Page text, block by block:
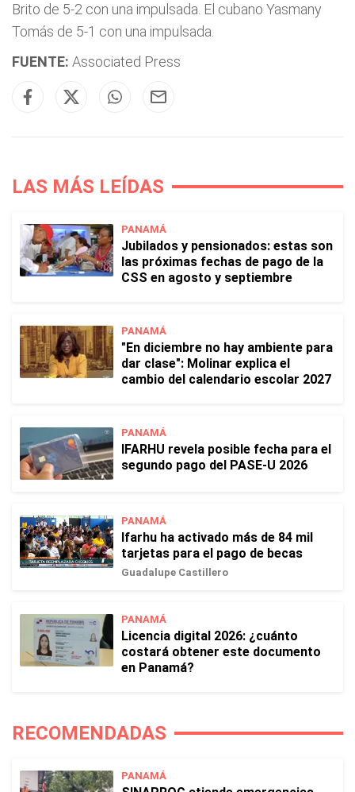
Brito de 5-2 con una impulsada. El cubano Yasmany
Tomás de 5-1 con una impulsada.
FUENTE: Associated Press
LAS MÁS LEÍDAS
PANAMÁ
Jubilados y pensionados: estas son
las próximas fechas de pago de la
CSS en agosto y septiembre
PANAMÁ
"En diciembre no hay ambiente para
dar clase": Molinar explica el
cambio del calendario escolar 2027
PANAMÁ
IFARHU revela posible fecha para el
segundo pago del PASE-U 2026
PANAMÁ
Ifarhu ha activado más de 84 mil
tarjetas para el pago de becas
Guadalupe Castillero
PANAMÁ
Licencia digital 2026: ¿cuánto
costará obtener este documento
en Panamá?
RECOMENDADAS
PANAMÁ